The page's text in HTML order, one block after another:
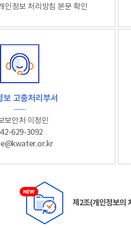
인정보 처리방침 본문 확인
보 고충처리부서
보안처 이정민
629-3092
제2조(개인정보의